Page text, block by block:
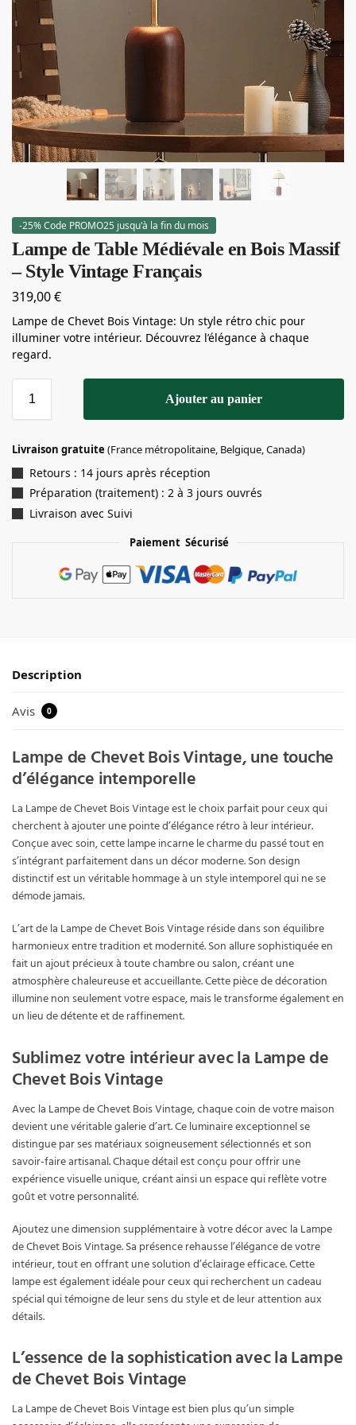
-25% Code PROMO25 jusqu'à la fin du mois
Lampe de Table Médiévale en Bois Massif
– Style Vintage Français
319,00€
Lampe de Chevet Bois Vintage: Un style rétro chic pour
illuminer votre intérieur. Découvrez l’élégance à chaque
regard.
Ajouter au panier
Livraison gratuite (France métropolitaine, Belgique, Canada)
Retours : 14 jours après réception
Préparation (traitement) : 2 à 3 jours ouvrés
Livraison avec Suivi
Paiement Sécurisé
Description
Avis 0
Lampe de Chevet Bois Vintage, une touche
d’élégance intemporelle
La Lampe de Chevet Bois Vintage est le choix parfait pour ceux qui
cherchent à ajouter une pointe d’élégance rétro à leur intérieur.
Conçue avec soin, cette lampe incarne le charme du passé tout en
s’intégrant parfaitement dans un décor moderne. Son design
distinctif est un véritable hommage à un style intemporel qui ne se
démode jamais.
L’art de la Lampe de Chevet Bois Vintage réside dans son équilibre
harmonieux entre tradition et modernité. Son allure sophistiquée en
fait un ajout précieux à toute chambre ou salon, créant une
atmosphère chaleureuse et accueillante. Cette pièce de décoration
illumine non seulement votre espace, mais le transforme également en
un lieu de détente et de raffinement.
Sublimez votre intérieur avec la Lampe de
Chevet Bois Vintage
Avec la Lampe de Chevet Bois Vintage, chaque coin de votre maison
devient une véritable galerie d’art. Ce luminaire exceptionnel se
distingue par ses matériaux soigneusement sélectionnés et son
savoir-faire artisanal. Chaque détail est conçu pour offrir une
expérience visuelle unique, créant ainsi un espace qui reflète votre
goût et votre personnalité.
Ajoutez une dimension supplémentaire à votre décor avec la Lampe
de Chevet Bois Vintage. Sa présence rehausse l’élégance de votre
intérieur, tout en offrant une solution d’éclairage efficace. Cette
lampe est également idéale pour ceux qui recherchent un cadeau
spécial qui témoigne de leur sens du style et de leur attention aux
détails.
L’essence de la sophistication avec la Lampe
de Chevet Bois Vintage
La Lampe de Chevet Bois Vintage est bien plus qu’un simple